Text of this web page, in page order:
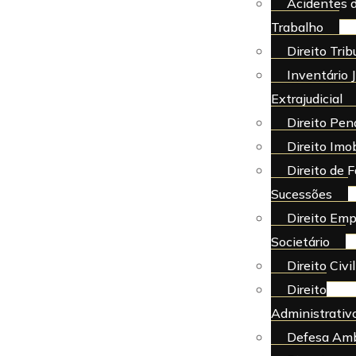
Acidentes
Trabalho
Direito
Inventário
Extrajudicial
Direito
Direito
Direito de
Sucessões
Direito
Societário
Direito Civil
Direito
Defesa